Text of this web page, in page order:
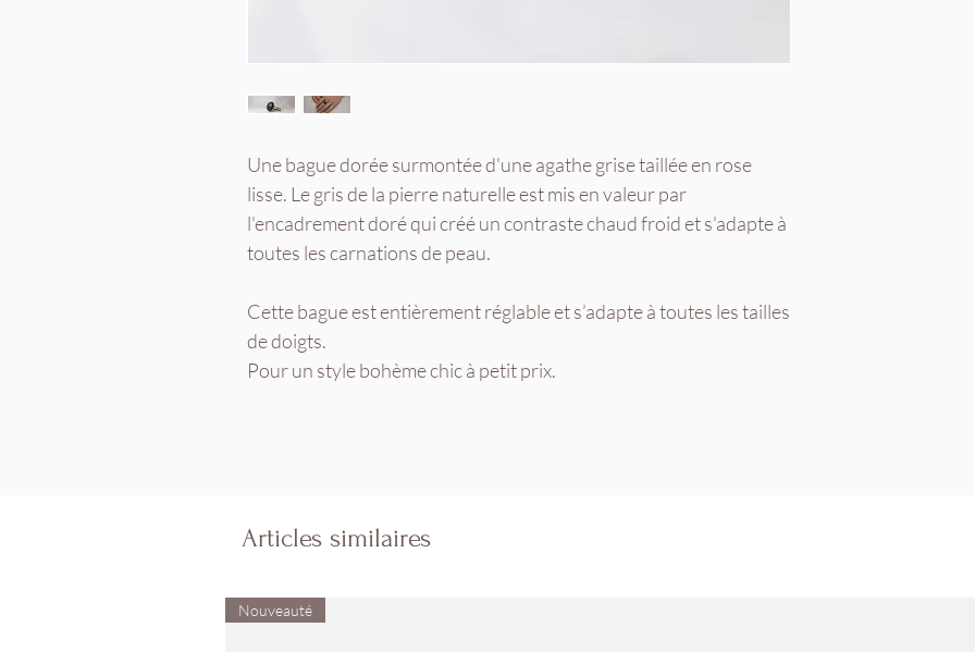
Une bague dorée surmontée d'une agathe grise taillée en rose
lisse. Le gris de la pierre naturelle est mis en valeur par
l'encadrement doré qui créé un contraste chaud froid et s'adapte à
toutes les carnations de peau.
Cette bague est entièrement réglable et s’adapte à toutes les tailles
de doigts.
Pour un style bohème chic à petit prix.
Articles similaires
Nouveauté